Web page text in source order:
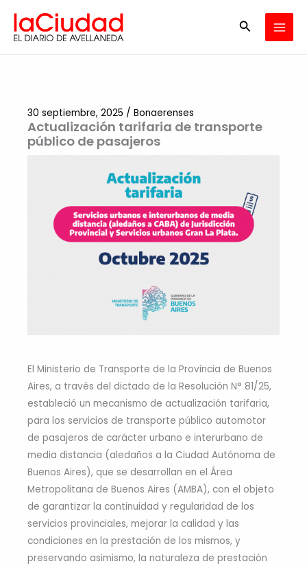
contenido
Buscar
Actualización tarifaria de transporte
público de pasajeros
30 septiembre, 2025 / Bonaerenses
El Ministerio de Transporte de la Provincia de Buenos
Aires, a través del dictado de la Resolución N° 81/25,
estableció un mecanismo de actualización tarifaria,
para los servicios de transporte público automotor
de pasajeros de carácter urbano e interurbano de
media distancia (aledaños a la Ciudad Autónoma de
Buenos Aires), que se desarrollan en el Área
Metropolitana de Buenos Aires (AMBA), con el objeto
de garantizar la continuidad y regularidad de los
servicios provinciales, mejorar la calidad y las
condiciones en la prestación de los mismos, y
preservando asimismo, la naturaleza de prestación